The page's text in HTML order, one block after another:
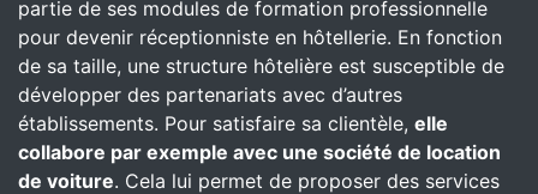
partie de ses modules de formation professionnelle
pour devenir réceptionniste en hôtellerie. En fonction
de sa taille, une structure hôtelière est susceptible de
développer des partenariats avec d’autres
établissements. Pour satisfaire sa clientèle, elle
collabore par exemple avec une société de location
de voiture. Cela lui permet de proposer des services